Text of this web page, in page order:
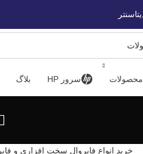
محصولات سرور HP بلاگ
خرید انواع فایروال سخت افزاری و